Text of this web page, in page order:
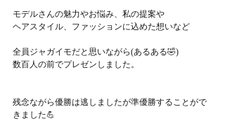
モデルさんの魅力やお悩み、私の提案や
ヘアスタイル、ファッションに込めた想いなど
全員ジャガイモだと思いながら(あるある🤣)
数百人の前でプレゼンしました。
残念ながら優勝は逃しましたが準優勝することがで
きました💪